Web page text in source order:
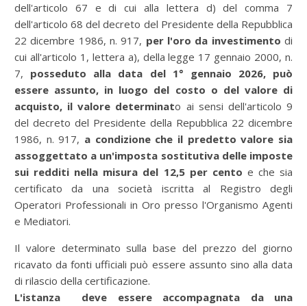
dell'articolo 67 e di cui alla lettera d) del comma 7
dell'articolo 68 del decreto del Presidente della Repubblica
22 dicembre 1986, n. 917, per l'oro da investimento di
cui all'articolo 1, lettera a), della legge 17 gennaio 2000, n.
7, posseduto alla data del 1° gennaio 2026, può
essere assunto, in luogo del costo o del valore di
acquisto, il valore determinato ai sensi dell'articolo 9
del decreto del Presidente della Repubblica 22 dicembre
1986, n. 917, a condizione che il predetto valore sia
assoggettato a un'imposta sostitutiva delle imposte
sui redditi nella misura del 12,5 per cento e che sia
certificato da una società iscritta al Registro degli
Operatori Professionali in Oro presso l'Organismo Agenti
e Mediatori.
Il valore determinato sulla base del prezzo del giorno
ricavato da fonti ufficiali può essere assunto sino alla data
di rilascio della certificazione.
L'istanza deve essere accompagnata da una